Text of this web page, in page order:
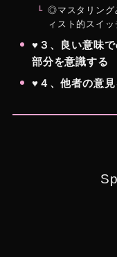
◎マスタリング
ィスト的スイッ
♥３、良い意味
部分を意識する
♥４、他者の意